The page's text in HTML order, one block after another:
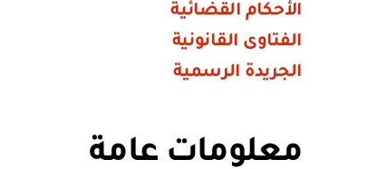
الأحكام القضائية
الفتاوى القانونية
الجريدة الرسمية
معلومات عامة